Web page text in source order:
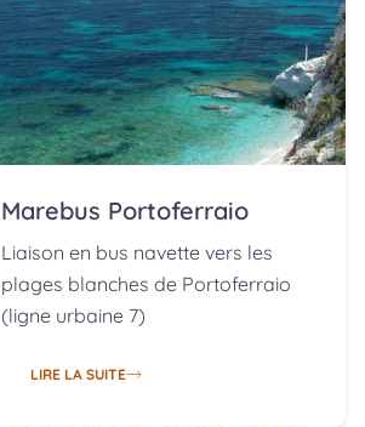
Marebus Portoferraio
Liaison en bus navette vers les
plages blanches de Portoferraio
(ligne urbaine 7)
LIRE LA SUITE